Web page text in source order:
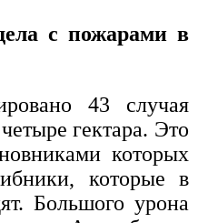
с пожарами в
43 случая
гектара. Это
которых
которые в
Большого урона